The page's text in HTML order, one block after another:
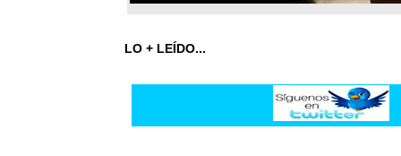
LO + LEÍDO...